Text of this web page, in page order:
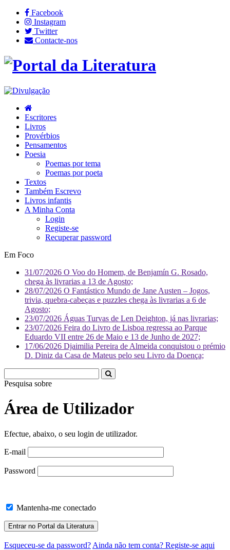
Facebook
Instagram
Twitter
Contacte-nos
Escritores
Livros
Provérbios
Pensamentos
Poesia
Poemas por tema
Poemas por poeta
Textos
Também Escrevo
Livros infantis
A Minha Conta
Login
Registe-se
Recuperar password
Em Foco
31/07/2026 O Voo do Homem, de Benjamín G. Rosado,
chega às livrarias a 13 de Agosto;
28/07/2026 O Fantástico Mundo de Jane Austen – Jogos,
trivia, quebra-cabeças e puzzles chega às livrarias a 6 de
Agosto;
23/07/2026 Águas Turvas de Len Deighton, já nas livrarias;
23/07/2026 Feira do Livro de Lisboa regressa ao Parque
Eduardo VII entre 26 de Maio e 13 de Junho de 2027;
17/06/2026 Djaimilia Pereira de Almeida conquistou o prémio
D. Diniz da Casa de Mateus pelo seu Livro da Doença;
Pesquisa sobre
Área de Utilizador
Efectue, abaixo, o seu login de utilizador.
E-mail
Password
Mantenha-me conectado
Esqueceu-se da password? Ainda não tem conta? Registe-se aqui